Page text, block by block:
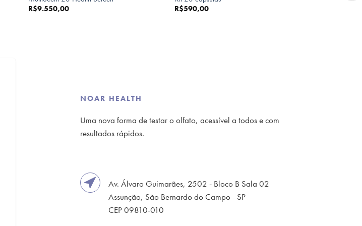
R$9.550,00
R$590,00
NOAR HEALTH
Uma nova forma de testar o olfato, acessível a todos e com
resultados rápidos.​
Av. Álvaro Guimarães, 2502 - Bloco B Sala 02
Assunção, São Bernardo do Campo - SP
CEP 09810-010